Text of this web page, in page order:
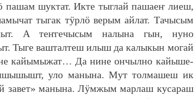
шуктат. Икте тыглай пашаеҥ лиеш,
тыгак тӱрлӧ верым айлат. Тачысым
А теҥгечысым налына гын, нуно
Тыге вашталтеш илыш да калыкын могай
кайымыжат… Да нине ончылно кайыше-
уло манына. Мут толмашеш ик
завет» манына. Лӱмжым марлаш кусараш